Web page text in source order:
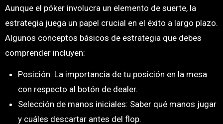
Aunque el póker involucra un elemento de suerte, la
estrategia juega un papel crucial en el éxito a largo plazo.
Algunos conceptos básicos de estrategia que debes
comprender incluyen:
Posición: La importancia de tu posición en la mesa
con respecto al botón de dealer.
Selección de manos iniciales: Saber qué manos jugar
y cuáles descartar antes del flop.